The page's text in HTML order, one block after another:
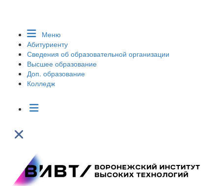
Меню
Абитуриенту
Сведения об образовательной организации
Высшее образование
Доп. образование
Колледж